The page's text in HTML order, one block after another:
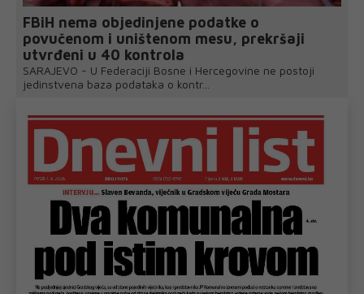
FBiH nema objedinjene podatke o
povučenom i uništenom mesu, prekršaji
utvrđeni u 40 kontrola
SARAJEVO - U Federaciji Bosne i Hercegovine ne postoji
jedinstvena baza podataka o kontr...